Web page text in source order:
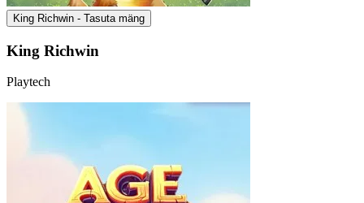
King Richwin - Tasuta mäng
King Richwin
Playtech